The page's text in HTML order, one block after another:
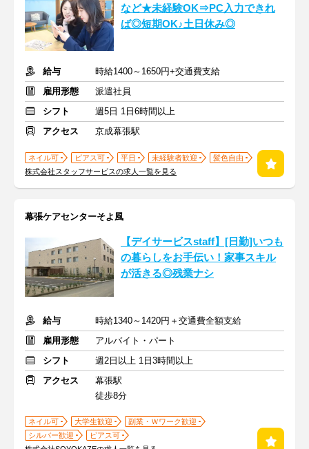
など★未経験OK⇒PC入力できれ
ば◎短期OK♪土日休み◎
給与
時給1400～1650円+交通費支給
雇用形態
派遣社員
シフト
週5日 1日6時間以上
アクセス
京成幕張駅
ネイル可 ピアス可 平日 未経験者歓迎
髪色自由
株式会社スタッフサービスの求人一覧を見る
幕張ケアセンターそよ風
【デイサービスstaff】[日勤]いつも
の暮らしをお手伝い！家事スキル
が活きる◎残業ナシ
給与
時給1340～1420円＋交通費全額支給
雇用形態
アルバイト・パート
シフト
週2日以上 1日3時間以上
アクセス
幕張駅
徒歩8分
ネイル可 大学生歓迎
副業・Ｗワーク歓迎
シルバー歓迎
ピアス可